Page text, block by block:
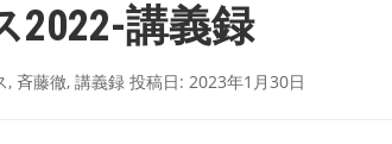
2022-講義録
, 斉藤徹, 講義録 投稿日: 2023年1月30日